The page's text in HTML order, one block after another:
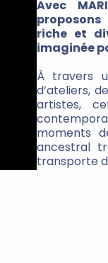
Avec
riche et
imaginée
À travers
d’ateliers,
artistes,
moments
ancestral
transporte